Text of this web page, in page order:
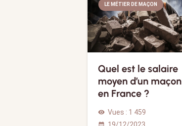
LE MÉTIER DE MAÇON
Quel est le salaire
moyen d’un maçon
en France ?
visibility Vues : 1 459
calendar_month 19/12/2023